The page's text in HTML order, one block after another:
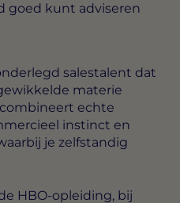
goed kunt adviseren
salestalent dat
materie
echte
instinct en
je zelfstandig
HBO-opleiding, bij